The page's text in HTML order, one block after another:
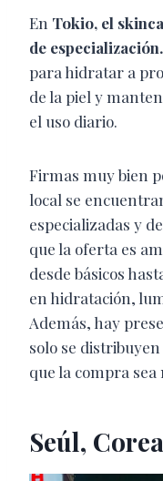
En Tokio, el
de especialización.
para hidratar a
de la piel y
el uso diario.
Firmas muy bien
local se
especializadas y
que la oferta es
desde básicos
en hidratación,
Además, hay
solo se
que la compra sea
Seúl,